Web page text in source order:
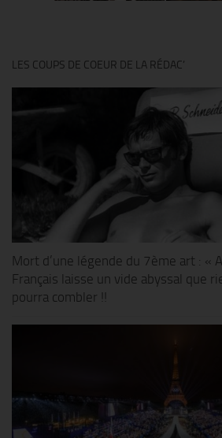
LES COUPS DE COEUR DE LA RÉDAC’
Mort d’une légende du 7ème art : «
Français laisse un vide abyssal que
pourra combler !!